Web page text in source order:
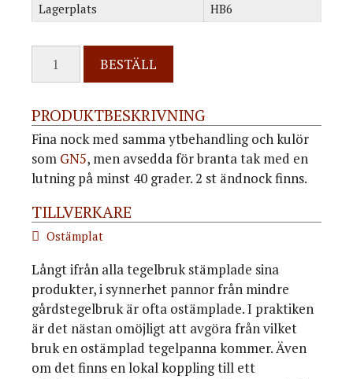
Lagerplats
HB6
BESTÄLL
PRODUKTBESKRIVNING
Fina nock med samma ytbehandling och kulör
som GN5, men avsedda för branta tak med en
lutning på minst 40 grader. 2 st ändnock finns.
TILLVERKARE
Ostämplat
Långt ifrån alla tegelbruk stämplade sina
produkter, i synnerhet pannor från mindre
gårdstegelbruk är ofta ostämplade. I praktiken
är det nästan omöjligt att avgöra från vilket
bruk en ostämplad tegelpanna kommer. Även
om det finns en lokal koppling till ett